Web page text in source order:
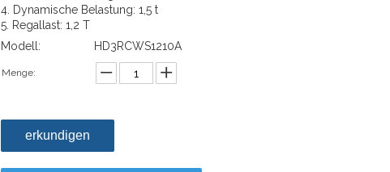
4. Dynamische Belastung: 1,5 t
5. Regallast: 1,2 T
Modell:
HD3RCWS1210A
Menge:
erkundigen